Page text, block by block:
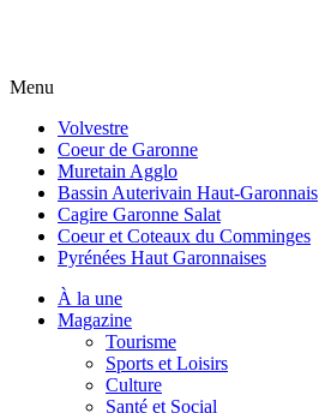
Menu
Volvestre
Coeur de Garonne
Muretain Agglo
Bassin Auterivain Haut-Garonnais
Cagire Garonne Salat
Coeur et Coteaux du Comminges
Pyrénées Haut Garonnaises
À la une
Magazine
Tourisme
Sports et Loisirs
Culture
Santé et Social